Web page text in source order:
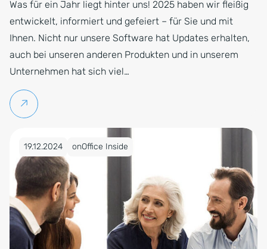
Was für ein Jahr liegt hinter uns! 2025 haben wir fleißig
entwickelt, informiert und gefeiert – für Sie und mit
Ihnen. Nicht nur unsere Software hat Updates erhalten,
auch bei unseren anderen Produkten und in unserem
Unternehmen hat sich viel…
Weiterlesen
Veröffentlicht am 19.12.2024
19.12.2024 onOffice Inside